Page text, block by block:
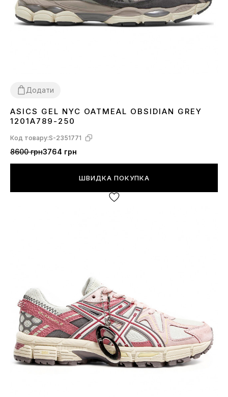
Додати
36 37394142 43 44
ASICS GEL NYC OATMEAL OBSIDIAN GREY
1201A789-250
Код товару:S-2351771
8600 грн3764 грн
ШВИДКА ПОКУПКА